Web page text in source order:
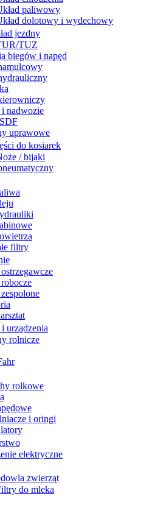
paliwowy
dolotowy i wydechowy
jezdny
TUZ
biegów i napęd
nadwozie
uprawowe
do kosiarek
/ bijaki
filtry
urządzenia
rolnicze
rolkowe
i oringi
elektryczne
zwierząt
do mleka